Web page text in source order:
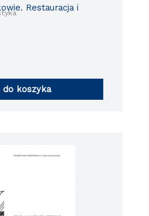
Restauracja i
do koszyka